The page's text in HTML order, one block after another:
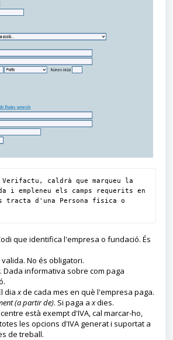
caldrà que marqueu la
i empleneu els camps requerits en
tracta d'una Persona física o
que identifica l'empresa o fundació. És
valida. No és obligatori.
. Dada informativa sobre com paga
diaxde cada mes en què l'empresa paga.
(a partir de). Si paga axdies.
centre està exempt d'IVA, cal marcar-ho,
les opcions d'IVA generat i suportat a
de treball.